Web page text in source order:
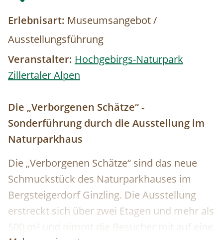
Erlebnisart: Museumsangebot /
Ausstellungsführung
Veranstalter: Hochgebirgs-Naturpark
Zillertaler Alpen
Die „Verborgenen Schätze“ -
Sonderführung durch die Ausstellung im
Naturparkhaus
Die „Verborgenen Schätze“ sind das neue
Schmuckstück des Naturparkhauses im
Bergsteigerdorf Ginzling. Die Ausstellung
erstreckt sich über zwei Etagen und mehr als
500 m² und nimmt die Besucher mit auf eine